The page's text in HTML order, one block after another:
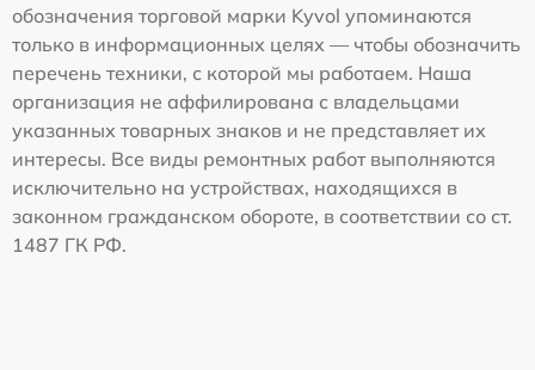
обозначения торговой марки Kyvol упоминаются
только в информационных целях — чтобы обозначить
перечень техники, с которой мы работаем. Наша
организация не аффилирована с владельцами
указанных товарных знаков и не представляет их
интересы. Все виды ремонтных работ выполняются
исключительно на устройствах, находящихся в
законном гражданском обороте, в соответствии со ст.
1487 ГК РФ.